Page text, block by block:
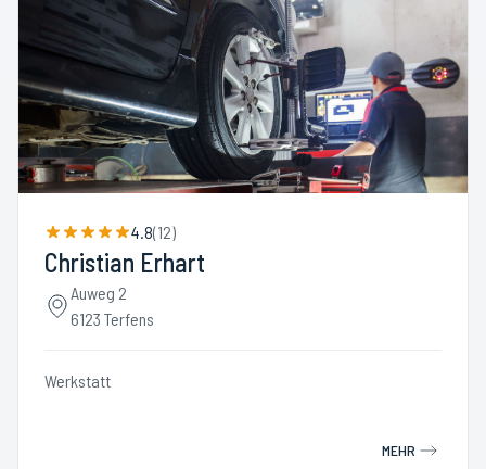
4.8(12)
Christian Erhart
Auweg 2
6123 Terfens
Werkstatt
MEHR